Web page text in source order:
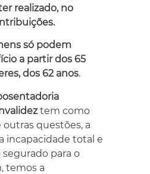
realizado, no
só podem
a partir dos 65
dos 62 anos.
tem como
questões, a
incapacidade total e
para o
temos a